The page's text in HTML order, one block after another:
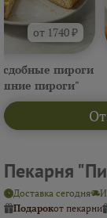
от 1740 ₽
пироги
пироги"
Пекарня
Доставка сегодня
Подарокот пекарни